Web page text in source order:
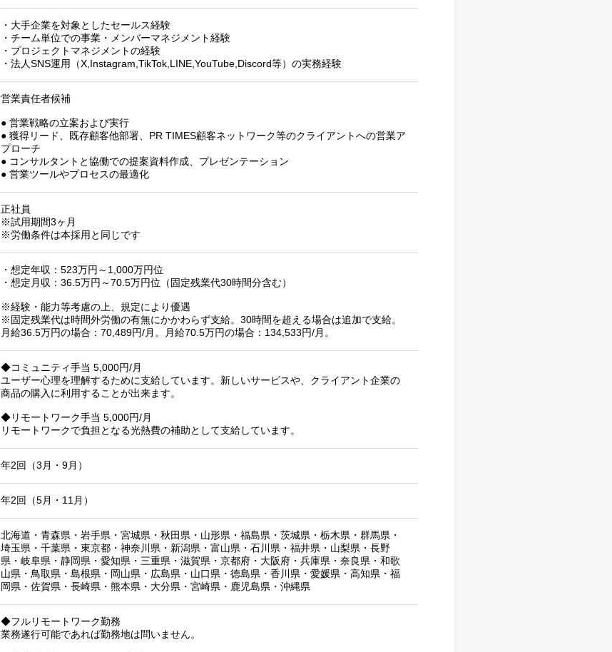
・大手企業を対象としたセールス経験
・チーム単位での事業・メンバーマネジメント経験
・プロジェクトマネジメントの経験
・法人SNS運用（X,Instagram,TikTok,LINE,YouTube,Discord等）の実務経験
営業責任者候補
● 営業戦略の立案および実行
● 獲得リード、既存顧客他部署、PR TIMES顧客ネットワーク等のクライアントへの営業ア
プローチ
● コンサルタントと協働での提案資料作成、プレゼンテーション
● 営業ツールやプロセスの最適化
正社員
※試用期間3ヶ月
※労働条件は本採用と同じです
・想定年収：523万円～1,000万円位
・想定月収：36.5万円～70.5万円位（固定残業代30時間分含む）
※経験・能力等考慮の上、規定により優遇
※固定残業代は時間外労働の有無にかかわらず支給。30時間を超える場合は追加で支給。
月給36.5万円の場合：70,489円/月。月給70.5万円の場合：134,533円/月。
◆コミュニティ手当 5,000円/月
ユーザー心理を理解するために支給しています。新しいサービスや、クライアント企業の
商品の購入に利用することが出来ます。
◆リモートワーク手当 5,000円/月
リモートワークで負担となる光熱費の補助として支給しています。
年2回（3月・9月）
年2回（5月・11月）
北海道 ・ 青森県 ・ 岩手県 ・ 宮城県 ・ 秋田県 ・ 山形県 ・ 福島県 ・ 茨城県 ・ 栃木県 ・ 群馬県 ・
埼玉県 ・ 千葉県 ・ 東京都 ・ 神奈川県 ・ 新潟県 ・ 富山県 ・ 石川県 ・ 福井県 ・ 山梨県 ・ 長野
県 ・ 岐阜県 ・ 静岡県 ・ 愛知県 ・ 三重県 ・ 滋賀県 ・ 京都府 ・ 大阪府 ・ 兵庫県 ・ 奈良県 ・ 和歌
山県 ・ 鳥取県 ・ 島根県 ・ 岡山県 ・ 広島県 ・ 山口県 ・ 徳島県 ・ 香川県 ・ 愛媛県 ・ 高知県 ・ 福
岡県 ・ 佐賀県 ・ 長崎県 ・ 熊本県 ・ 大分県 ・ 宮崎県 ・ 鹿児島県 ・ 沖縄県
◆フルリモートワーク勤務
業務遂行可能であれば勤務地は問いません。